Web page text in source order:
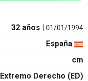
32 años |01/01/1994
España
cm
Extremo Derecho (ED)